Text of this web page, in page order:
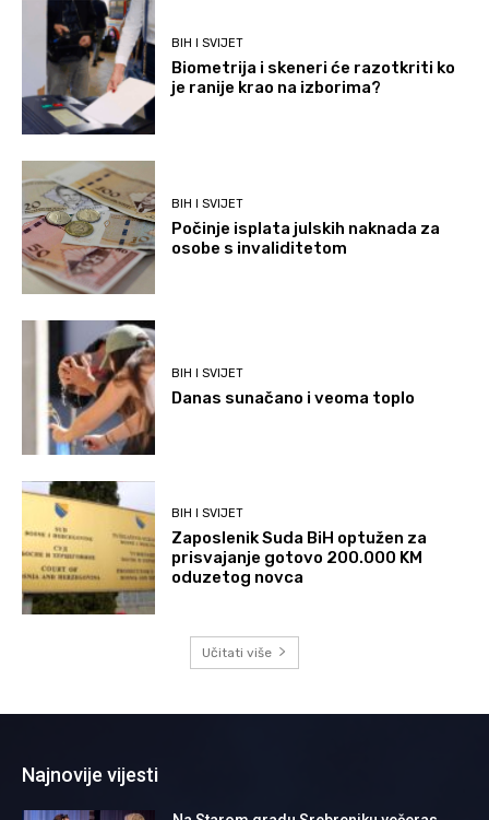
BIH I SVIJET
Biometrija i skeneri će razotkriti ko
je ranije krao na izborima?
BIH I SVIJET
Počinje isplata julskih naknada za
osobe s invaliditetom
BIH I SVIJET
Danas sunačano i veoma toplo
BIH I SVIJET
Zaposlenik Suda BiH optužen za
prisvajanje gotovo 200.000 KM
oduzetog novca
Učitati više
Najnovije vijesti